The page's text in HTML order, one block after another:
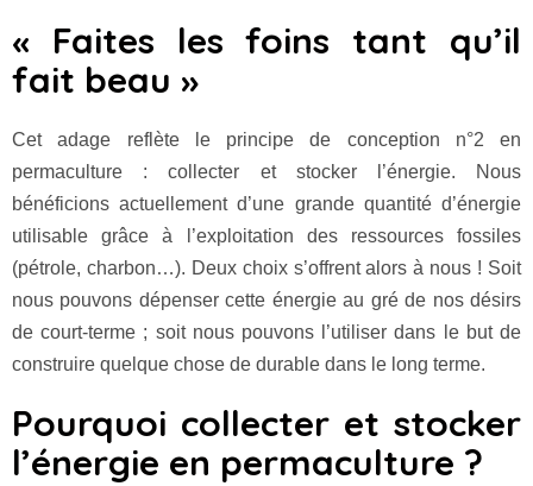
« Faites les foins tant qu’il
fait beau »
Cet adage reflète le principe de conception n°2 en
permaculture : collecter et stocker l’énergie. Nous
bénéficions actuellement d’une grande quantité d’énergie
utilisable grâce à l’exploitation des ressources fossiles
(pétrole, charbon…). Deux choix s’offrent alors à nous ! Soit
nous pouvons dépenser cette énergie au gré de nos désirs
de court-terme ; soit nous pouvons l’utiliser dans le but de
construire quelque chose de durable dans le long terme.
Pourquoi collecter et stocker
l’énergie en permaculture ?